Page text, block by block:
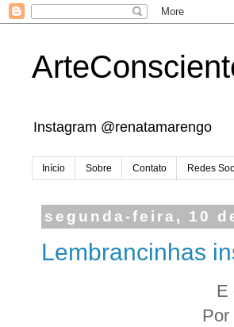
Instagram @renatamarengo
Início Sobre Contato Redes
segunda-feira, 10
Lembrancinhas
E
Por